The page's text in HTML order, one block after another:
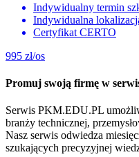
Indywidualny termin
Indywidualna
Certyfikat CERTO
995 zł/os
Promuj swoją firmę w
Serwis PKM.EDU.PL
branży technicznej,
Nasz serwis odwiedza
szukających precyzyjnej